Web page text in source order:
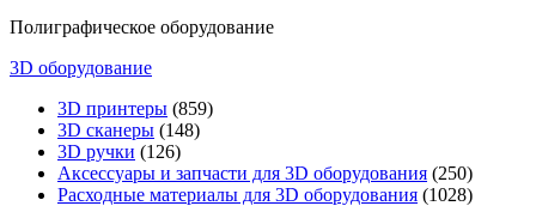
Полиграфическое оборудование
3D оборудование
3D принтеры (859)
3D сканеры (148)
3D ручки (126)
Аксессуары и запчасти для 3D оборудования (250)
Расходные материалы для 3D оборудования (1028)